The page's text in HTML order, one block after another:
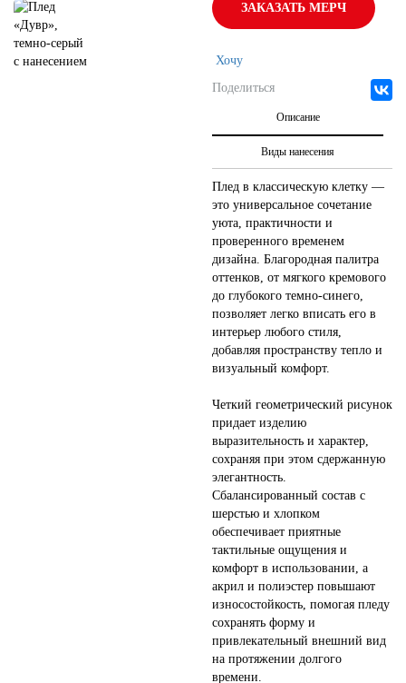
ЗАКАЗАТЬ МЕРЧ
Хочу
Поделиться
Описание
Виды нанесения
Плед в классическую клетку —
это универсальное сочетание
уюта, практичности и
проверенного временем
дизайна. Благородная палитра
оттенков, от мягкого кремового
до глубокого темно-синего,
позволяет легко вписать его в
интерьер любого стиля,
добавляя пространству тепло и
визуальный комфорт.
Четкий геометрический рисунок
придает изделию
выразительность и характер,
сохраняя при этом сдержанную
элегантность.
Сбалансированный состав с
шерстью и хлопком
обеспечивает приятные
тактильные ощущения и
комфорт в использовании, а
акрил и полиэстер повышают
износостойкость, помогая пледу
сохранять форму и
привлекательный внешний вид
на протяжении долгого
времени.